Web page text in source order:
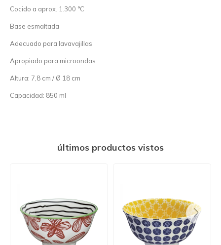
Cocido a aprox. 1.300 °C
Base esmaltada
Adecuado para lavavajillas
Apropiado para microondas
Altura: 7,8 cm / Ø 18 cm
Capacidad: 850 ml
últimos productos vistos